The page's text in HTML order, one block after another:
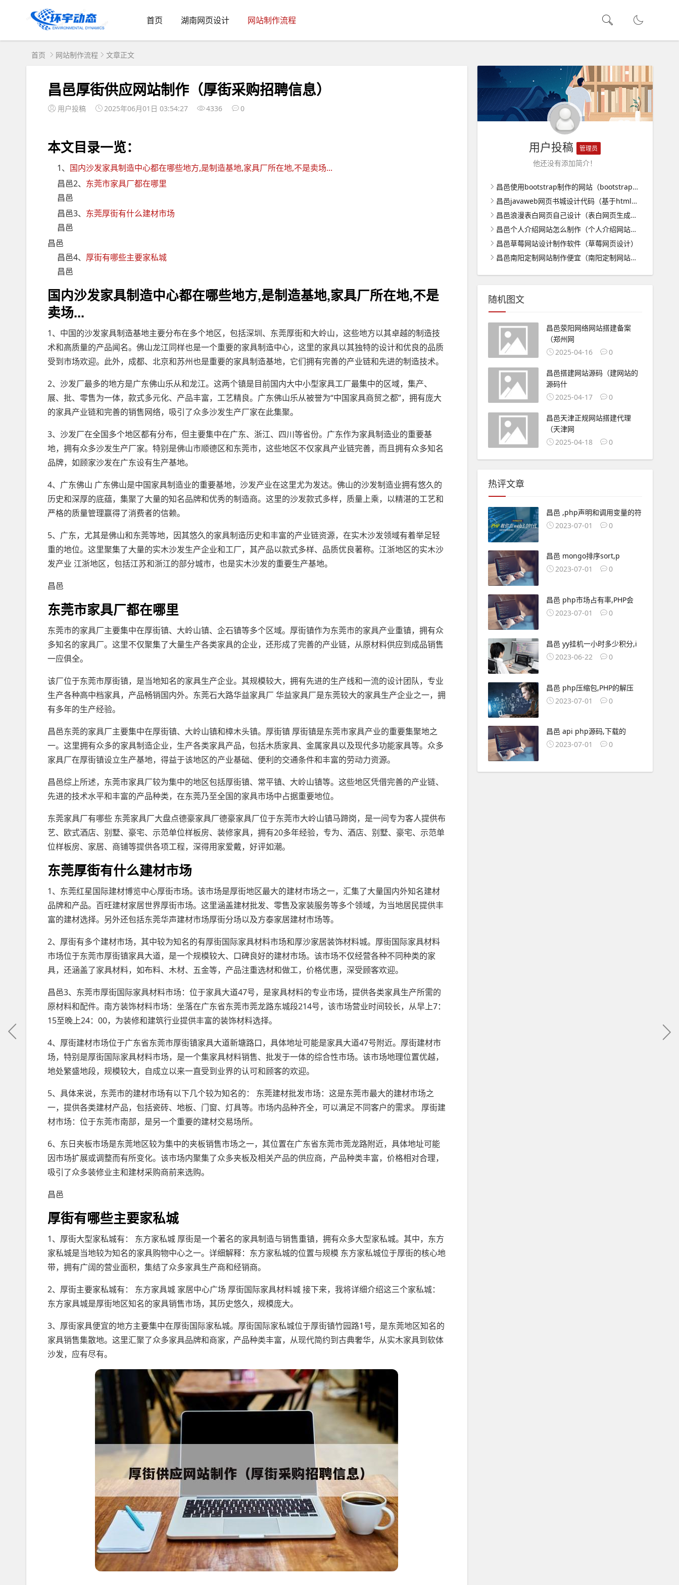
首页 湖南网页设计 网站制作流程
首页 网站制作流程 文章正文
昌邑厚街供应网站制作（厚街采购招聘信息）
用户投稿 2025年06月01日 03:54:27 4336 0
本文目录一览：
1、 国内沙发家具制造中心都在哪些地方,是制造基地,家具厂所在地,不是卖场...
昌邑2、 东莞市家具厂都在哪里
昌邑
昌邑3、 东莞厚街有什么建材市场
昌邑
昌邑
昌邑4、 厚街有哪些主要家私城
昌邑
国内沙发家具制造中心都在哪些地方,是制造基地,家具厂所在地,不是
卖场...
1、中国的沙发家具制造基地主要分布在多个地区，包括深圳、东莞厚街和大岭山，这些地方以其卓越的制造技
术和高质量的产品闻名。佛山龙江同样也是一个重要的家具制造中心，这里的家具以其独特的设计和优良的品质
受到市场欢迎。此外，成都、北京和苏州也是重要的家具制造基地，它们拥有完善的产业链和先进的制造技术。
2、沙发厂最多的地方是广东佛山乐从和龙江。这两个镇是目前国内大中小型家具工厂最集中的区域，集产、
展、批、零售为一体，款式多元化、产品丰富，工艺精良。广东佛山乐从被誉为“中国家具商贸之都”，拥有庞大
的家具产业链和完善的销售网络，吸引了众多沙发生产厂家在此集聚。
3、沙发厂在全国多个地区都有分布，但主要集中在广东、浙江、四川等省份。广东作为家具制造业的重要基
地，拥有众多沙发生产厂家。特别是佛山市顺德区和东莞市，这些地区不仅家具产业链完善，而且拥有众多知名
品牌，如顾家沙发在广东设有生产基地。
4、广东佛山 广东佛山是中国家具制造业的重要基地，沙发产业在这里尤为发达。佛山的沙发制造业拥有悠久的
历史和深厚的底蕴，集聚了大量的知名品牌和优秀的制造商。这里的沙发款式多样，质量上乘，以精湛的工艺和
严格的质量管理赢得了消费者的信赖。
5、广东，尤其是佛山和东莞等地，因其悠久的家具制造历史和丰富的产业链资源，在实木沙发领域有着举足轻
重的地位。这里聚集了大量的实木沙发生产企业和工厂，其产品以款式多样、品质优良著称。江浙地区的实木沙
发产业 江浙地区，包括江苏和浙江的部分城市，也是实木沙发的重要生产基地。
昌邑
东莞市家具厂都在哪里
东莞市的家具厂主要集中在厚街镇、大岭山镇、企石镇等多个区域。厚街镇作为东莞市的家具产业重镇，拥有众
多知名的家具厂。这里不仅聚集了大量生产各类家具的企业，还形成了完善的产业链，从原材料供应到成品销售
一应俱全。
该厂位于东莞市厚街镇，是当地知名的家具生产企业。其规模较大，拥有先进的生产线和一流的设计团队，专业
生产各种高中档家具，产品畅销国内外。东莞石大路华益家具厂 华益家具厂是东莞较大的家具生产企业之一，拥
有多年的生产经验。
昌邑东莞的家具厂主要集中在厚街镇、大岭山镇和樟木头镇。厚街镇 厚街镇是东莞市家具产业的重要集聚地之
一。这里拥有众多的家具制造企业，生产各类家具产品，包括木质家具、金属家具以及现代多功能家具等。众多
家具厂在厚街镇设立生产基地，得益于该地区的产业基础、便利的交通条件和丰富的劳动力资源。
昌邑综上所述，东莞市家具厂较为集中的地区包括厚街镇、常平镇、大岭山镇等。这些地区凭借完善的产业链、
先进的技术水平和丰富的产品种类，在东莞乃至全国的家具市场中占据重要地位。
东莞家具厂有哪些 东莞家具厂大盘点德豪家具厂德豪家具厂位于东莞市大岭山镇马蹄岗，是一间专为客人提供布
艺、欧式酒店、别墅、豪宅、示范单位样板房、装修家具，拥有20多年经验，专为、酒店、别墅、豪宅、示范单
位样板房、家居、商铺等提供各项工程，深得用家爱戴，好评如潮。
东莞厚街有什么建材市场
1、东莞红星国际建材博览中心厚街市场。该市场是厚街地区最大的建材市场之一，汇集了大量国内外知名建材
品牌和产品。百旺建材家居世界厚街市场。这里涵盖建材批发、零售及家装服务等多个领域，为当地居民提供丰
富的建材选择。另外还包括东莞华声建材市场厚街分场以及方泰家居建材市场等。
2、厚街有多个建材市场，其中较为知名的有厚街国际家具材料市场和厚沙家居装饰材料城。厚街国际家具材料
市场位于东莞市厚街镇家具大道，是一个规模较大、口碑良好的建材市场。该市场不仅经营各种不同种类的家
具，还涵盖了家具材料，如布料、木材、五金等，产品注重选材和做工，价格优惠，深受顾客欢迎。
昌邑3、东莞市厚街国际家具材料市场：位于家具大道47号，是家具材料的专业市场，提供各类家具生产所需的
原材料和配件。南方装饰材料市场：坐落在广东省东莞市莞龙路东城段214号，该市场营业时间较长，从早上7：
15至晚上24：00，为装修和建筑行业提供丰富的装饰材料选择。
4、厚街建材市场位于广东省东莞市厚街镇家具大道新塘路口，具体地址可能是家具大道47号附近。厚街建材市
场，特别是厚街国际家具材料市场，是一个集家具材料销售、批发于一体的综合性市场。该市场地理位置优越，
地处繁盛地段，规模较大，自成立以来一直受到业界的认可和顾客的欢迎。
5、具体来说，东莞市的建材市场有以下几个较为知名的： 东莞建材批发市场：这是东莞市最大的建材市场之
一，提供各类建材产品，包括瓷砖、地板、门窗、灯具等。市场内品种齐全，可以满足不同客户的需求。 厚街建
材市场：位于东莞市南部，是另一个重要的建材交易场所。
6、东日夹板市场是东莞地区较为集中的夹板销售市场之一，其位置在广东省东莞市莞龙路附近，具体地址可能
因市场扩展或调整而有所变化。该市场内聚集了众多夹板及相关产品的供应商，产品种类丰富，价格相对合理，
吸引了众多装修业主和建材采购商前来选购。
昌邑
厚街有哪些主要家私城
1、厚街大型家私城有： 东方家私城 厚街是一个著名的家具制造与销售重镇，拥有众多大型家私城。其中，东方
家私城是当地较为知名的家具购物中心之一。详细解释：东方家私城的位置与规模 东方家私城位于厚街的核心地
带，拥有广阔的营业面积，集结了众多家具生产商和经销商。
2、厚街主要家私城有： 东方家具城 家居中心广场 厚街国际家具材料城 接下来，我将详细介绍这三个家私城：
东方家具城是厚街地区知名的家具销售市场，其历史悠久，规模庞大。
3、厚街家具便宜的地方主要集中在厚街国际家私城。厚街国际家私城位于厚街镇竹园路1号，是东莞地区知名的
家具销售集散地。这里汇聚了众多家具品牌和商家，产品种类丰富，从现代简约到古典奢华，从实木家具到软体
沙发，应有尽有。
用户投稿 管理员
他还没有添加简介！
昌邑使用bootstrap制作的网站（bootstrap网页制作成品）
昌邑javaweb网页书城设计代码（基于html的网上书店代码）
昌邑浪漫表白网页自己设计（表白网页生成器）
昌邑个人介绍网站怎么制作（个人介绍网站怎么做）
昌邑草莓网站设计制作软件（草莓网页设计）
昌邑南阳定制网站制作便宜（南阳定制网站商城建设便宜）
随机图文
昌邑荥阳网络网站搭建备案
（郑州网
2025-04-16
0
昌邑搭建网站源码（建网站的
源码什
2025-04-17
0
昌邑天津正规网站搭建代理
（天津网
2025-04-18
0
热评文章
昌邑 ,php声明和调用变量的符
2023-07-01
0
昌邑 mongo排序sort,p
2023-07-01
0
昌邑 php市场占有率,PHP会
2023-07-01
0
昌邑 yy挂机一小时多少积分,i
2023-06-22
0
昌邑 php压缩包,PHP的解压
2023-07-01
0
昌邑 api php源码,下载的
2023-07-01
0